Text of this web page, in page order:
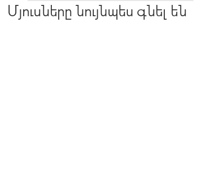
Մյուսները նույնպես գնել են